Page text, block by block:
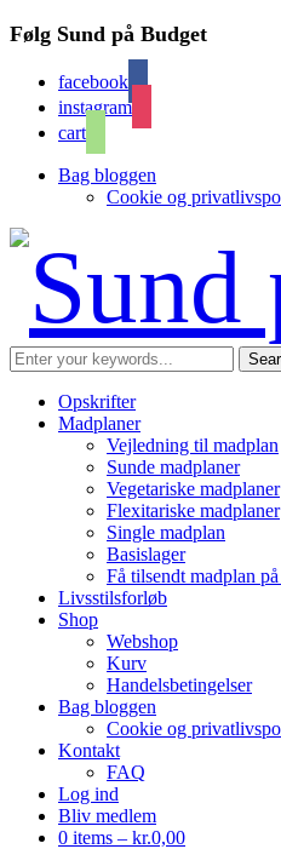
Følg Sund på Budget
facebook
instagram
cart
Bag bloggen
Cookie og
Opskrifter
Madplaner
Vejledning til madplan
Sunde madplaner
Vegetariske madplaner
Flexitariske madplaner
Single madplan
Basislager
Få tilsendt madplan
Livsstilsforløb
Shop
Webshop
Kurv
Handelsbetingelser
Bag bloggen
Cookie og
Kontakt
FAQ
Log ind
Bliv medlem
0 items – kr.0,00